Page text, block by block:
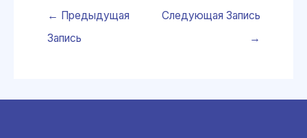
← Предыдущая
Запись
Следующая Запись
→